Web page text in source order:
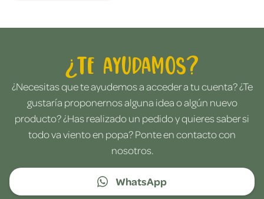
¿Te ayudamos?
¿Necesitas que te ayudemos a acceder a tu cuenta? ¿Te
gustaría proponernos alguna idea o algún nuevo
producto? ¿Has realizado un pedido y quieres saber si
todo va viento en popa? Ponte en contacto con
nosotros.
WhatsApp